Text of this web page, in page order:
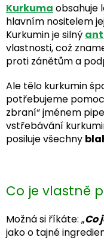
Kurkuma obsahuje
hlavním nositelem
Kurkumin je silný
vlastnosti, což
proti zánětům a
Ale tělo kurkumin
potřebujeme
zbraní“ jménem
vstřebávání
posiluje všechny
Co je vlastně
Možná si říkáte: „Co
jako o tajné